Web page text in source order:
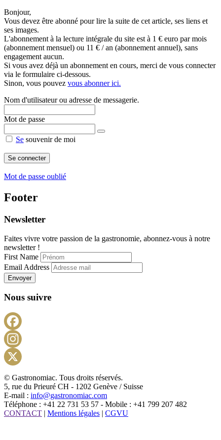
Bonjour,
Vous devez être abonné pour lire la suite de cet article, ses liens et
ses images.
L'abonnement à la lecture intégrale du site est à 1 € euro par mois
(abonnement mensuel) ou 11 € / an (abonnement annuel), sans
engagement aucun.
Si vous avez déjà un abonnement en cours, merci de vous connecter
via le formulaire ci-dessous.
Sinon, vous pouvez vous abonner ici.
Nom d'utilisateur ou adresse de messagerie.
Mot de passe
Se souvenir de moi
Mot de passe oublié
Footer
Newsletter
Faites vivre votre passion de la gastronomie, abonnez-vous à notre
newsletter !
First Name
Email Address
Envoyer
Nous suivre
X
© Gastronomiac. Tous droits réservés.
5, rue du Prieuré CH - 1202 Genève / Suisse
E-mail : info@gastronomiac.com
Téléphone : +41 22 731 53 57 - Mobile : +41 799 207 482
CONTACT | Mentions légales | CGVU